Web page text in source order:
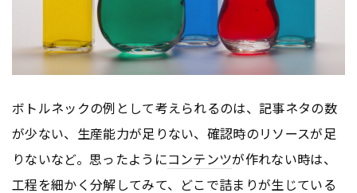
ボトルネックの例として考えられるのは、記事ネタの数
が少ない、生産能力が足りない、確認時のリソースが足
りないなど。思ったようにコンテンツが作れない時は、
工程を細かく分解してみて、どこで詰まりが生じている